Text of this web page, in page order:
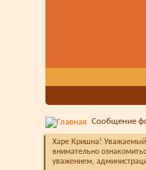
Сообщение
Харе Кришна! Уважаемый
внимательно
уважением,